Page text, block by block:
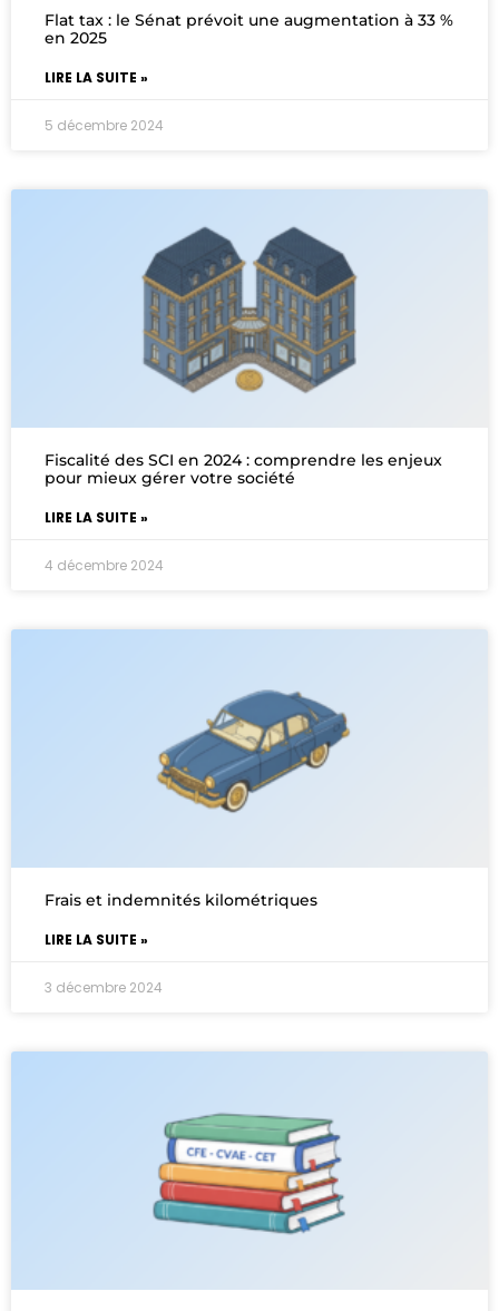
Flat tax : le Sénat prévoit une augmentation à 33 %
en 2025
LIRE LA SUITE »
5 décembre 2024
Fiscalité des SCI en 2024 : comprendre les enjeux
pour mieux gérer votre société
LIRE LA SUITE »
4 décembre 2024
Frais et indemnités kilométriques
LIRE LA SUITE »
3 décembre 2024